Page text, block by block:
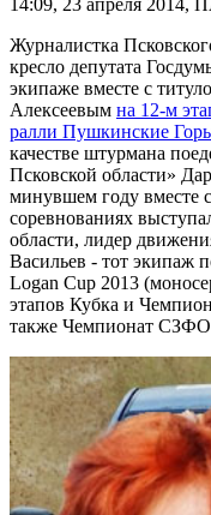
Журналистка
кресло депутата
экипаже вместе с
Алексеевым на 12-м
ралли Пушкинские
качестве штурмана
Псковской области»
минувшем году вместе
соревнованиях
области, лидер
Васильев - тот экипаж
Logan Cup 2013
этапов Кубка и
также Чемпионат